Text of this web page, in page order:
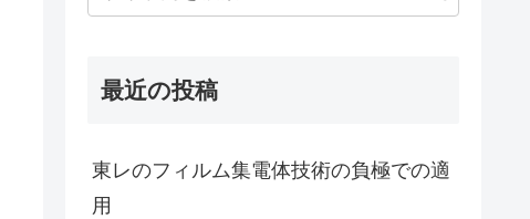
最近の投稿
東レのフィルム集電体技術の負極での適
用